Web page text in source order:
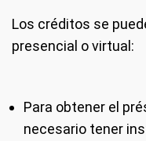
Los créditos se
presencial o virtual:
Para obtener el
necesario tener